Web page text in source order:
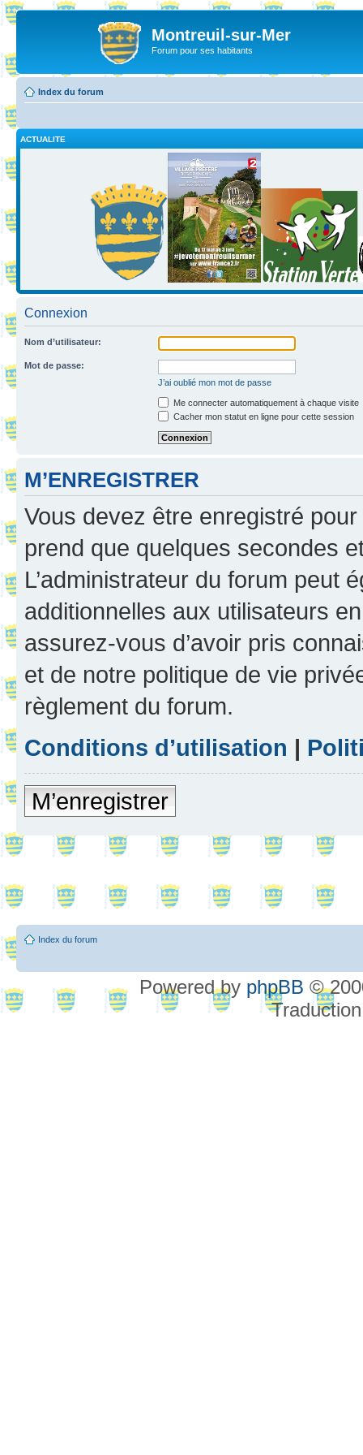
Montreuil-sur-Mer
Forum pour ses habitants
Index du forum
ACTUALITE
Connexion
Nom d’utilisateur:
Mot de passe:
J’ai oublié mon mot de passe
Me connecter automatiquement à chaque visite
Cacher mon statut en ligne pour cette session
M’ENREGISTRER
Vous devez être enregistré
prend que quelques secondes
L’administrateur du forum peut
additionnelles aux utilisateurs
assurez-vous d’avoir pris
et de notre politique de vie
règlement du forum.
Conditions d’utilisation |
M’enregistrer
Index du forum
Powered by phpBB ©